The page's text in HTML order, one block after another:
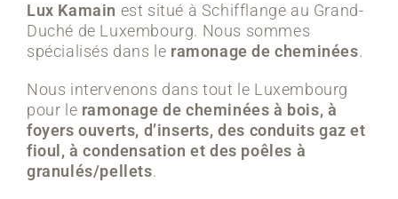
Lux Kamain est situé à Schifflange au Grand-
Duché de Luxembourg. Nous sommes
spécialisés dans le ramonage de cheminées.
Nous intervenons dans tout le Luxembourg
pour le ramonage de cheminées à bois, à
foyers ouverts, d’inserts, des conduits gaz et
fioul, à condensation et des poêles à
granulés/pellets.